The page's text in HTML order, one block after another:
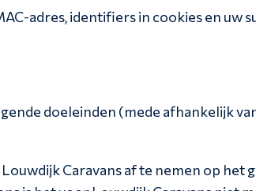
adres, identifiers in cookies en uw
doeleinden (mede afhankelijk
Caravans af te nemen op het